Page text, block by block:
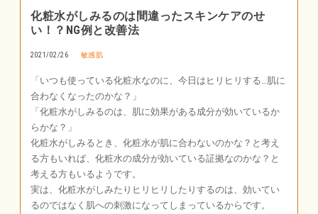
化粧水がしみるのは間違ったスキンケアのせ
い！？NG例と改善法
2021/02/26 敏感肌
「いつも使っている化粧水なのに、今日はヒリヒリする…肌に
合わなくなったのかな？」
「化粧水がしみるのは、肌に効果がある成分が効いているか
らかな？」
化粧水がしみるとき、化粧水が肌に合わないのかな？と考え
る方もいれば、化粧水の成分が効いている証拠なのかな？と
考える方もいるようです。
実は、化粧水がしみたりヒリヒリしたりするのは、効いてい
るのではなく肌への刺激になってしまっているからです。